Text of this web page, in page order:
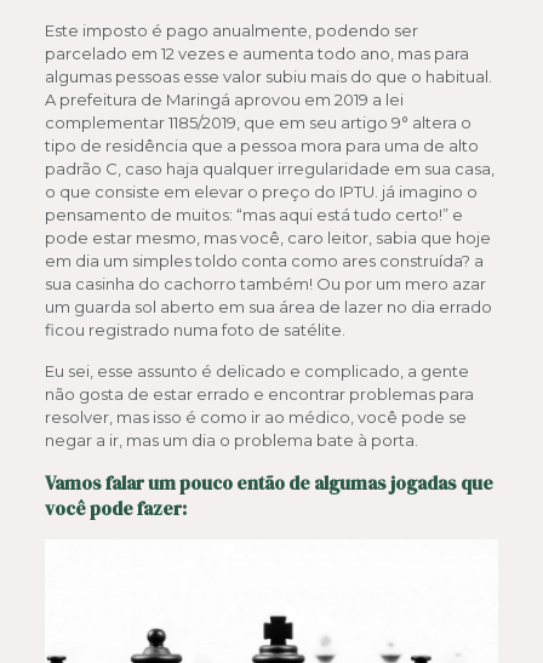
Este imposto é pago anualmente, podendo ser
parcelado em 12 vezes e aumenta todo ano, mas para
algumas pessoas esse valor subiu mais do que o habitual.
A prefeitura de Maringá aprovou em 2019 a lei
complementar 1185/2019, que em seu artigo 9° altera o
tipo de residência que a pessoa mora para uma de alto
padrão C, caso haja qualquer irregularidade em sua casa,
o que consiste em elevar o preço do IPTU. já imagino o
pensamento de muitos: “mas aqui está tudo certo!” e
pode estar mesmo, mas você, caro leitor, sabia que hoje
em dia um simples toldo conta como ares construída? a
sua casinha do cachorro também! Ou por um mero azar
um guarda sol aberto em sua área de lazer no dia errado
ficou registrado numa foto de satélite.
Eu sei, esse assunto é delicado e complicado, a gente
não gosta de estar errado e encontrar problemas para
resolver, mas isso é como ir ao médico, você pode se
negar a ir, mas um dia o problema bate à porta.
Vamos falar um pouco então de algumas jogadas que
você pode fazer: